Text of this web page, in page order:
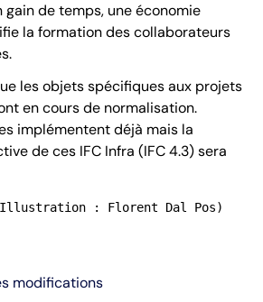
gain de temps, une économie
la formation des collaborateurs
les objets spécifiques aux projets
en cours de normalisation.
implémentent déjà mais la
de ces IFC Infra (IFC 4.3) sera
(Illustration : Florent Dal Pos)
modifications